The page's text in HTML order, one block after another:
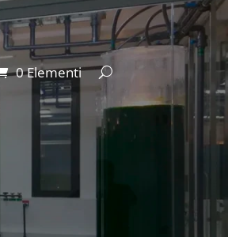
0 Elementi